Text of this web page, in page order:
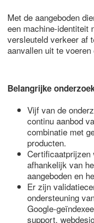
Met de aangeboden
een machine-identiteit
versleuteld verkeer af
aanvallen uit te
Belangrijke
Vijf van de
continu aanbod
combinatie met
producten.
Certificaatprijzen
afhankelijk van
aangeboden en
Er zijn
ondersteuning
Google-
support,